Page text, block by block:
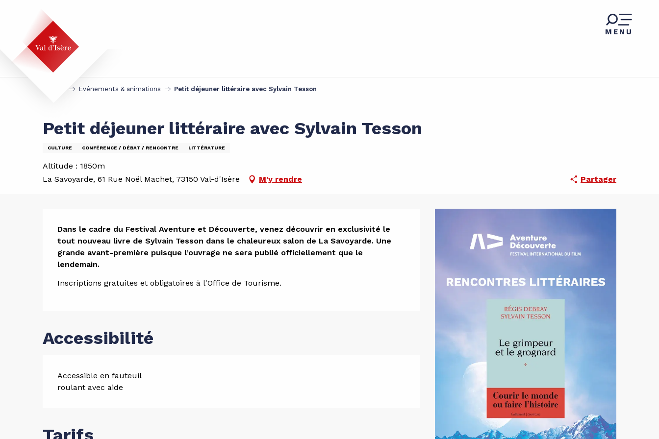
principal
MENU
Evénements & animations Petit déjeuner littéraire avec Sylvain Tesson
Petit déjeuner littéraire avec Sylvain Tesson
CULTURE CONFÉRENCE / DÉBAT / RENCONTRE LITTÉRATURE
Altitude : 1850m
La Savoyarde, 61 Rue Noël Machet, 73150 Val-d'Isère
M'y rendre Partager
Description
Dans le cadre du Festival Aventure et Découverte, venez découvrir en exclusivité le
tout nouveau livre de Sylvain Tesson dans le chaleureux salon de La Savoyarde. Une
grande avant-première puisque l’ouvrage ne sera publié officiellement que le
lendemain.
Inscriptions gratuites et obligatoires à l'Office de Tourisme.
Accessibilité
Accessible en fauteuil
roulant avec aide